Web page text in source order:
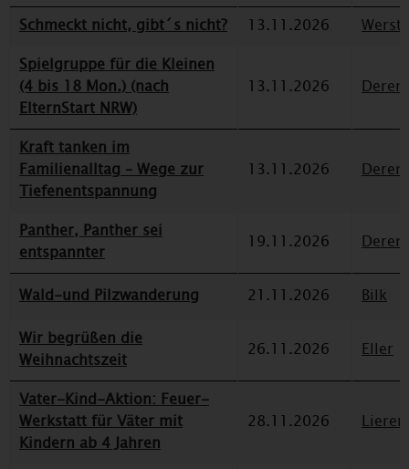
Schmeckt nicht, gibt´s nicht? 13.11.2026
Spielgruppe für die Kleinen
(4 bis 18 Mon.) (nach
ElternStart NRW)
13.11.2026
Kraft tanken im
Familienalltag – Wege zur
Tiefenentspannung
13.11.2026
Panther, Panther sei
entspannter
19.11.2026
Wald-und Pilzwanderung 21.11.2026
Bilk
Wir begrüßen die
Weihnachtszeit
26.11.2026 Eller
Vater-Kind-Aktion: Feuer-
Werkstatt für Väter mit
Kindern ab 4 Jahren
28.11.2026